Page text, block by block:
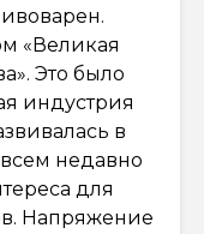
«Великая
Это было
индустрия
в
недавно
для
Напряжение